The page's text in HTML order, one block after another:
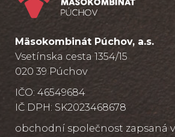
Mäsokombinát Púchov, a.s.
Vsetínska cesta 1354/15
020 39 Púchov
IČO: 46549684
IČ DPH: SK2023468678
obchodní společnost zapsaná